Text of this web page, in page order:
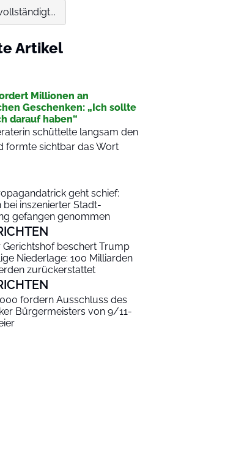
Artikel
Millionen an
Geschenken: „Ich sollte
darauf haben“
schüttelte langsam den
formte sichtbar das Wort
geht schief:
bei inszenierter Stadt-
gefangen genommen
Gerichtshof beschert Trump
Niederlage: 100 Milliarden
zurückerstattet
fordern Ausschluss des
Bürgermeisters von 9/11-